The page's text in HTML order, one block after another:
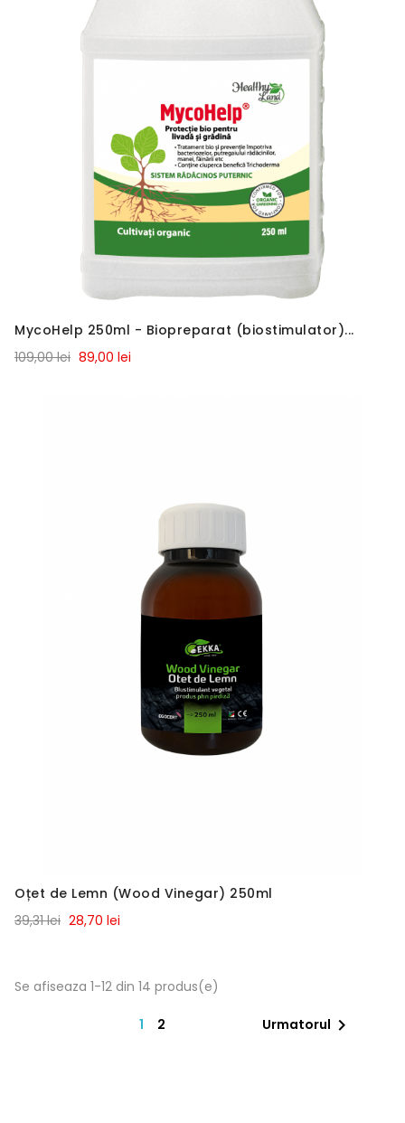
MycoHelp 250ml - Biopreparat (biostimulator)...
109,00 lei 89,00 lei
Oțet de Lemn (Wood Vinegar) 250ml
39,31 lei 28,70 lei
Se afiseaza 1-12 din 14 produs(e)
1 2 Urmatorul 